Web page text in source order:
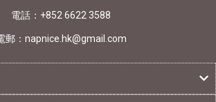
電話：+852 6622 3588
郵：napnice.hk@gmail.com